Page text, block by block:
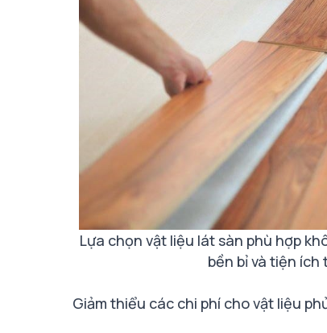
Lựa chọn vật liệu lát sàn phù hợp
bền bỉ và tiện
Giảm thiểu các chi phí cho vật liệu